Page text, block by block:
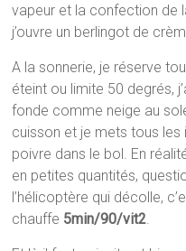
vapeur et la confection de
j’ouvre un berlingot de
A la sonnerie, je réserve
éteint ou limite 50 degrés,
fonde comme neige au
cuisson et je mets tous les
poivre dans le bol. En
en petites quantités,
l’hélicoptère qui décolle,
chauffe 5min/90/vit2.